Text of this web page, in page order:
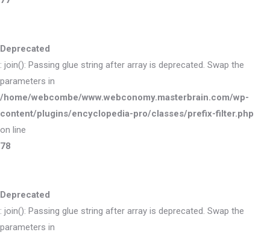
Deprecated
: join(): Passing glue string after array is deprecated. Swap the
parameters in
/home/webcombe/www.webconomy.masterbrain.com/wp-
content/plugins/encyclopedia-pro/classes/prefix-filter.php
on line
78
Deprecated
: join(): Passing glue string after array is deprecated. Swap the
parameters in